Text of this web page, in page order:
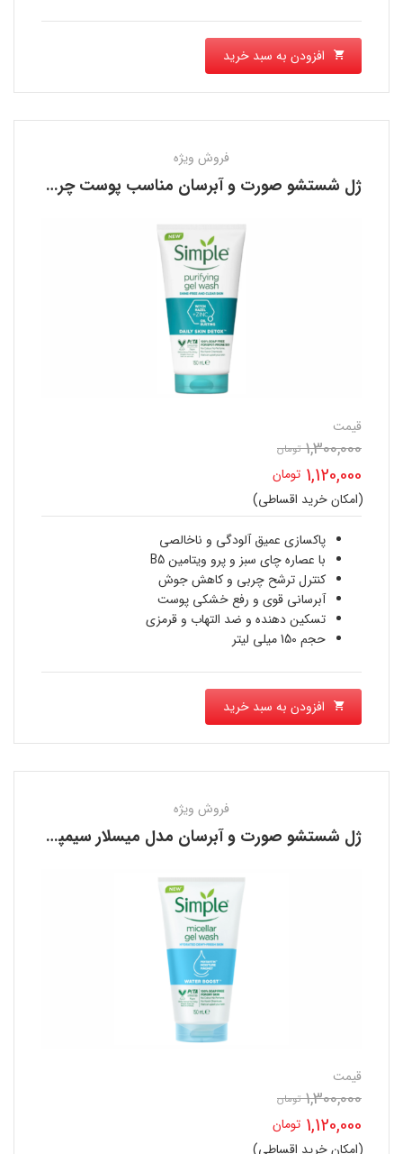
افزودن به سبد خرید
فروش ویژه
ژل شستشو صورت و آبرسان مناسب پوست چرب سیمپل SIMPLE
قیمت
1,300,000 تومان
اصلی
1,300,000 تومان
بود.
1,120,000 تومان
قیمت
فعلی
1,120,000 تومان
است.
(امکان خرید اقساطی)
پاکسازی عمیق آلودگی و ناخالصی
با عصاره چای سبز و پرو ویتامین B5
کنترل ترشح چربی و کاهش جوش
آبرسانی قوی و رفع خشکی پوست
تسکین دهنده و ضد التهاب و قرمزی
حجم 150 میلی لیتر
افزودن به سبد خرید
فروش ویژه
ژل شستشو صورت و آبرسان مدل میسلار سیمپل SIMPLE
قیمت
1,300,000 تومان
اصلی
1,120,000 تومان
(امکان خرید اقساطی)